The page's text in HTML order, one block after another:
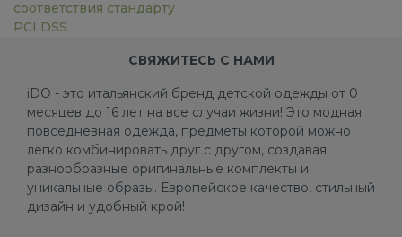
соответствия стандарту
PCI DSS
СВЯЖИТЕСЬ С НАМИ
iDO - это итальянский бренд детской одежды от 0
месяцев до 16 лет на все случаи жизни! Это модная
повседневная одежда, предметы которой можно
легко комбинировать друг с другом, создавая
разнообразные оригинальные комплекты и
уникальные образы. Европейское качество, стильный
дизайн и удобный крой!